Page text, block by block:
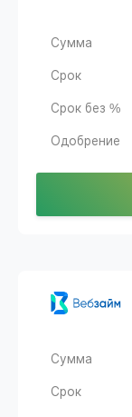
Сумма
Срок
Срок без %
Одобрение
Сумма
Срок